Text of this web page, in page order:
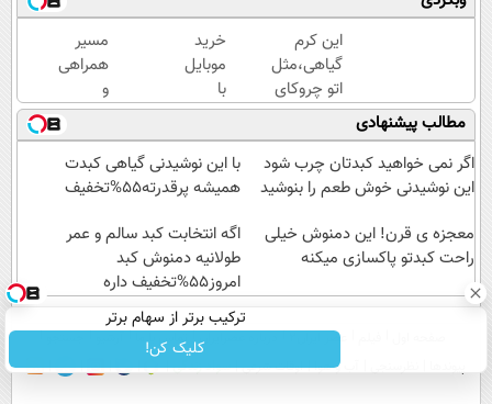
پی | در
۴
قسط
بدون
سود و
کارمزد!
آنی
خرید
طلا💰
ثبت
نام
کن!
این کرم
گیاهی،مثل
اتو چروکای
پوستتوصاف
میکنه!50%تخفیف
خرید
موبایل
با
اسنپ
پی | در
۴
قسط
سود و
کارمزد!
مسیر
همراهی
و
گزارش
عملکرد
گروه
اسنپ
۱۴۰۴
مطالب پیشنهادی
اگر نمی خواهید کبدتان چرب شود
این نوشیدنی خوش طعم را بنوشید
با این نوشیدنی گیاهی کبدت
همیشه پرقدرته55%تخفیف
معجزه ی قرن! این دمنوش خیلی
راحت کبدتو پاکسازی میکنه
اگه انتخابت کبد سالم و عمر
طولانیه دمنوش کبد
امروز55%تخفیف داره
ترکیب برتر از سهام برتر
کلیک کن!
عصر ایران۲ درباره عصرایران تماس با ما
آب و هوا اوقات شرعی سواد زندگی